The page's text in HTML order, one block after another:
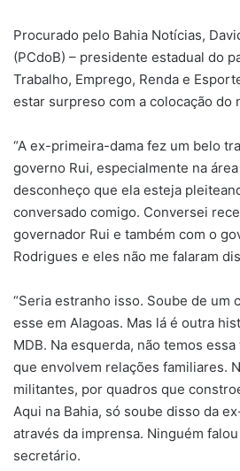
Procurado pelo Bahia Notícias,
(PCdoB) – presidente estadual do
Trabalho, Emprego, Renda e
estar surpreso com a colocação do
“A ex-primeira-dama fez um belo
governo Rui, especialmente na
desconheço que ela esteja
conversado comigo. Conversei
governador Rui e também com o
Rodrigues e eles não me falaram
“Seria estranho isso. Soube de um
esse em Alagoas. Mas lá é outra
MDB. Na esquerda, não temos
que envolvem relações familiares.
militantes, por quadros que
Aqui na Bahia, só soube disso da
através da imprensa. Ninguém
secretário.